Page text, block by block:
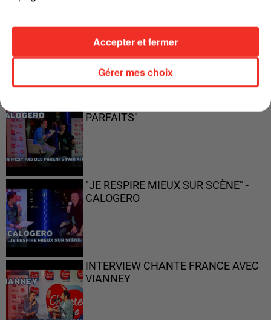
"ON A TOUS LE TRAC"
PARFAITS"
"JE RESPIRE MIEUX SUR SCÈNE" -
CALOGERO
INTERVIEW CHANTE FRANCE AVEC
VIANNEY
Gérer mes choix
Accepter et fermer